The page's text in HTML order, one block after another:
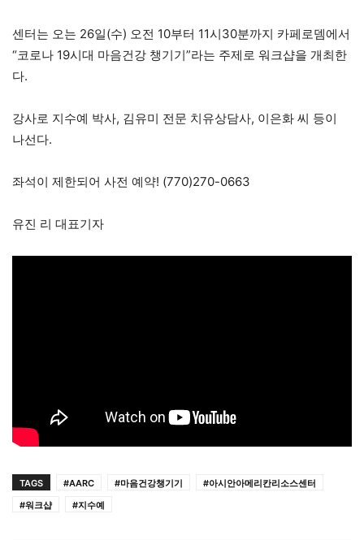
센터는 오는 26일(수) 오전 10부터 11시30분까지 카페로뎀에서
“코로나 19시대 마음건강 챙기기”라는 주제로 워크샵을 개최한
다.
강사로 지수예 박사, 김유미 전문 치유상담사, 이은화 씨 등이
나선다.
좌석이 제한되어 사전 예약! (770)270-0663
유진 리 대표기자
TAGS #AARC #마음건강챙기기
#아시안아메리칸리소스센터
#워크샵
#지수예